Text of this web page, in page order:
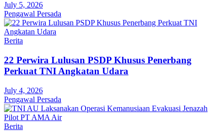
July 5, 2026
Pengawal Persada
Berita
22 Perwira Lulusan PSDP Khusus Penerbang
Perkuat TNI Angkatan Udara
July 4, 2026
Pengawal Persada
Berita